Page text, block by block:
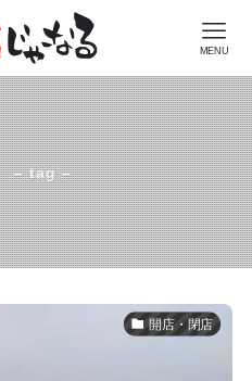
MENU
– tag –
開店・閉店